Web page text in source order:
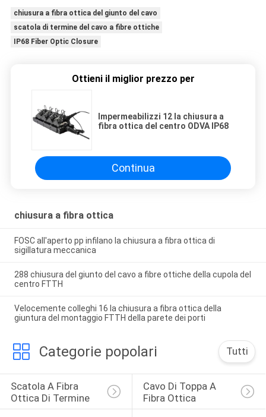
chiusura a fibra ottica del giunto del cavo
scatola di termine del cavo a fibre ottiche
IP68 Fiber Optic Closure
Ottieni il miglior prezzo per
Impermeabilizzi 12 la chiusura a
fibra ottica del centro ODVA IP68
Continua
chiusura a fibra ottica
FOSC all'aperto pp infilano la chiusura a fibra ottica di
sigillatura meccanica
288 chiusura del giunto del cavo a fibre ottiche della cupola del
centro FTTH
Velocemente colleghi 16 la chiusura a fibra ottica della
giuntura del montaggio FTTH della parete dei porti
Categorie popolari Tutti
Scatola A Fibra
Ottica Di Termine
Cavo Di Toppa A
Fibra Ottica